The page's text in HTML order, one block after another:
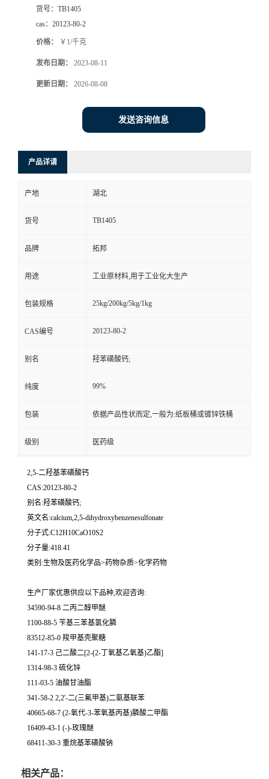
货号： TB1405
cas： 20123-80-2
价格： ￥1/千克
发布日期： 2023-08-11
更新日期： 2026-08-08
发送咨询信息
产品详请
产地 湖北
货号 TB1405
品牌 拓邦
用途 工业原材料,用于工业化大生产
包装规格 25kg/200kg/5kg/1kg
CAS编号 20123-80-2
别名 羟苯磺酸钙;
纯度 99%
包装 依据产品性状而定,一般为:纸板桶或镀锌铁桶
级别 医药级
2,5-二羟基苯磺酸钙
CAS:20123-80-2
别名:羟苯磺酸钙;
英文名:calcium,2,5-dihydroxybenzenesulfonate
分子式:C12H10CaO10S2
分子量:418.41
类别:生物及医药化学品>药物杂质>化学药物
生产厂家优惠供应以下品种,欢迎咨询:
34590-94-8 二丙二醇甲醚
1100-88-5 苄基三苯基氯化膦
83512-85-0 羧甲基壳聚糖
141-17-3 己二酸二[2-(2-丁氧基乙氧基)乙酯]
1314-98-3 硫化锌
111-03-5 油酸甘油酯
341-58-2 2,2'-二(三氟甲基)二氨基联苯
40665-68-7 (2-氧代-3-苯氧基丙基)膦酸二甲酯
16409-43-1 (-)-玫瑰醚
68411-30-3 重烷基苯磺酸钠
相关产品：